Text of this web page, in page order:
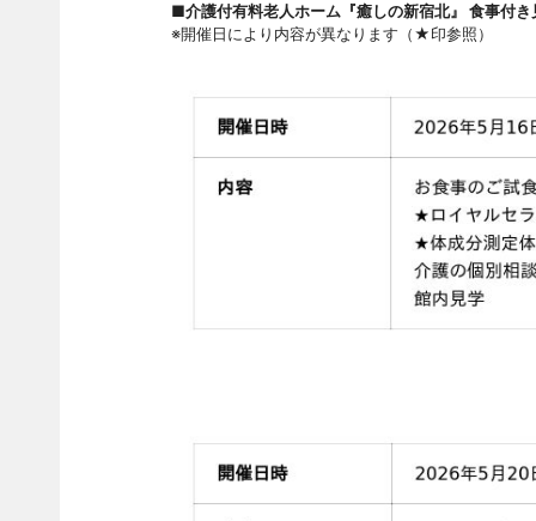
■介護付有料老人ホーム『癒しの新宿北』 食事付
※開催日により内容が異なります（★印参照）